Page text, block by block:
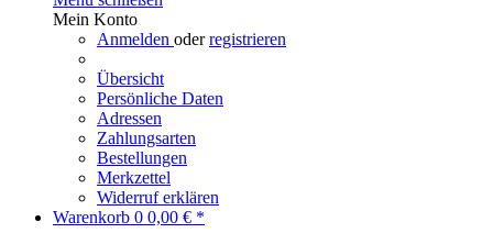
Mein Konto
Anmelden oderregistrieren
Übersicht
Persönliche Daten
Adressen
Zahlungsarten
Bestellungen
Merkzettel
Widerruf erklären
Warenkorb 0 0,00 € *